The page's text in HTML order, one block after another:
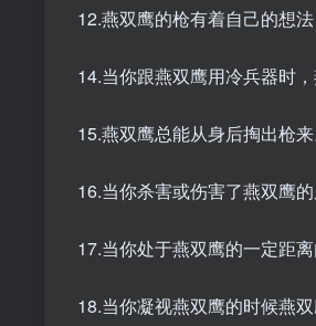
12.燕双鹰的枪有着自己的想
14.当你跟燕双鹰用冷兵器时
15.燕双鹰总能从身后掏出枪来
16.当你杀害或伤害了燕双鹰
17.当你处于燕双鹰的一定距
18.当你凝视燕双鹰的时候燕双